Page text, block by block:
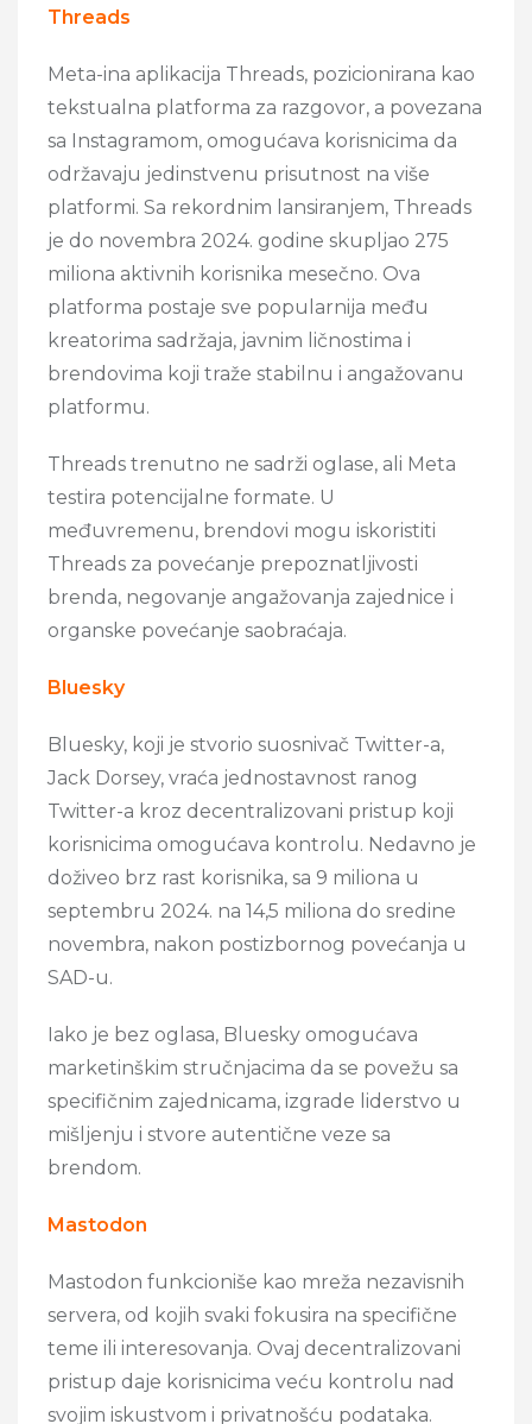
Threads
Meta-ina aplikacija Threads, pozicionirana kao
tekstualna platforma za razgovor, a povezana
sa Instagramom, omogućava korisnicima da
održavaju jedinstvenu prisutnost na više
platformi. Sa rekordnim lansiranjem, Threads
je do novembra 2024. godine skupljao 275
miliona aktivnih korisnika mesečno. Ova
platforma postaje sve popularnija među
kreatorima sadržaja, javnim ličnostima i
brendovima koji traže stabilnu i angažovanu
platformu.
Threads trenutno ne sadrži oglase, ali Meta
testira potencijalne formate. U
međuvremenu, brendovi mogu iskoristiti
Threads za povećanje prepoznatljivosti
brenda, negovanje angažovanja zajednice i
organske povećanje saobraćaja.
Bluesky
Bluesky, koji je stvorio suosnivač Twitter-a,
Jack Dorsey, vraća jednostavnost ranog
Twitter-a kroz decentralizovani pristup koji
korisnicima omogućava kontrolu. Nedavno je
doživeo brz rast korisnika, sa 9 miliona u
septembru 2024. na 14,5 miliona do sredine
novembra, nakon postizbornog povećanja u
SAD-u.
Iako je bez oglasa, Bluesky omogućava
marketinškim stručnjacima da se povežu sa
specifičnim zajednicama, izgrade liderstvo u
mišljenju i stvore autentične veze sa
brendom.
Mastodon
Mastodon funkcioniše kao mreža nezavisnih
servera, od kojih svaki fokusira na specifične
teme ili interesovanja. Ovaj decentralizovani
pristup daje korisnicima veću kontrolu nad
svojim iskustvom i privatnošću podataka.